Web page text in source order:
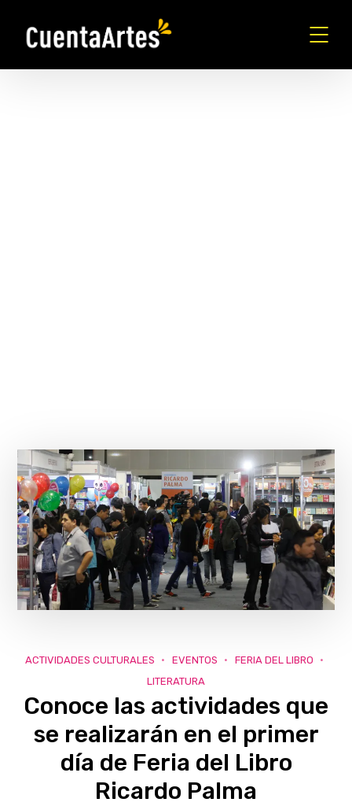
ACTIVIDADES CULTURALES EVENTOS
FERIA DEL LIBRO
LITERATURA
Conoce las actividades que
se realizarán en el primer
día de Feria del Libro
Ricardo Palma